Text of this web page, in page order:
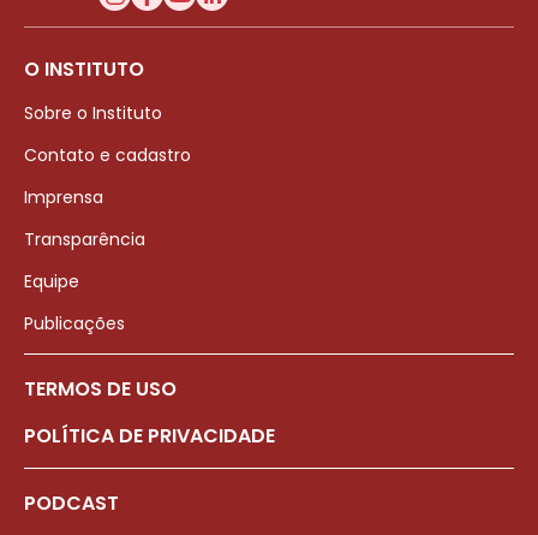
O INSTITUTO
Sobre o Instituto
Contato e cadastro
Imprensa
Transparência
Equipe
Publicações
TERMOS DE USO
POLÍTICA DE PRIVACIDADE
PODCAST